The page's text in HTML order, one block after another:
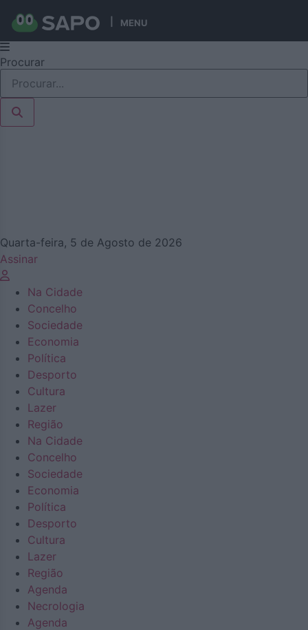
MENU
Pular
para
conteúdo
Procurar
Quarta-feira, 5 de Agosto de 2026
Assinar
Na Cidade
Concelho
Sociedade
Economia
Política
Desporto
Cultura
Lazer
Região
Na Cidade
Concelho
Sociedade
Economia
Política
Desporto
Cultura
Lazer
Região
Agenda
Necrologia
Agenda